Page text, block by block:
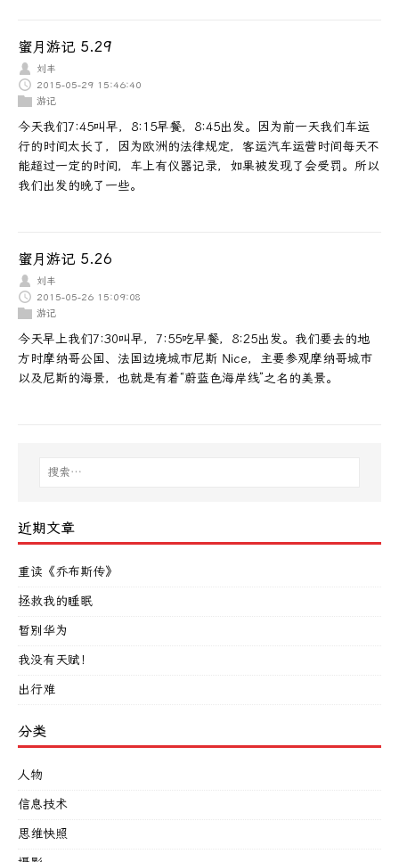
蜜月游记 5.29
刘丰
2015-05-29 15:46:40
游记
今天我们7:45叫早，8:15早餐，8:45出发。因为前一天我们车运
行的时间太长了，因为欧洲的法律规定，客运汽车运营时间每天不
能超过一定的时间，车上有仪器记录，如果被发现了会受罚。所以
我们出发的晚了一些。
蜜月游记 5.26
刘丰
2015-05-26 15:09:08
游记
今天早上我们7:30叫早，7:55吃早餐，8:25出发。我们要去的地
方时摩纳哥公国、法国边境城市尼斯 Nice，主要参观摩纳哥城市
以及尼斯的海景，也就是有着“蔚蓝色海岸线”之名的美景。
近期文章
重读《乔布斯传》
拯救我的睡眠
暂别华为
我没有天赋！
出行难
分类
人物
信息技术
思维快照